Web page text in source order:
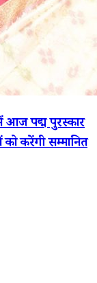
पद्म पुरस्कार
को करेंगी सम्मानित